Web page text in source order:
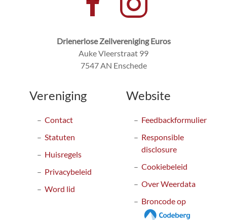
Drienerlose Zeilvereniging Euros
Auke Vleerstraat 99
7547 AN Enschede
Vereniging
Contact
Statuten
Huisregels
Privacybeleid
Word lid
Website
Feedbackformulier
Responsible
disclosure
Cookiebeleid
Over Weerdata
Broncode op